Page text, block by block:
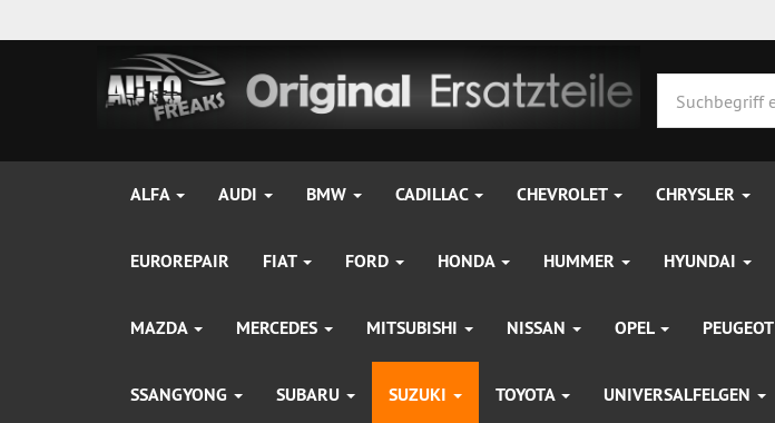
ALFA AUDI BMW CADILLAC CHEVROLET CHRYSLER
EUROREPAIR FIAT FORD HONDA HUMMER HYUNDAI
MAZDA MERCEDES MITSUBISHI NISSAN OPEL PEUGEOT
SSANGYONG SUBARU SUZUKI TOYOTA UNIVERSALFELGEN